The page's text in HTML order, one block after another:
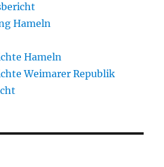
Hameln
Hameln
Weimarer Republik